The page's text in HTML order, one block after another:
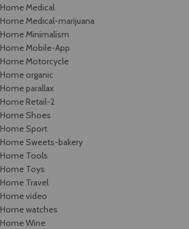
Home Medical
Home Medical-marijuana
Home Minimalism
Home Mobile-App
Home Motorcycle
Home organic
Home parallax
Home Retail-2
Home Shoes
Home Sport
Home Sweets-bakery
Home Tools
Home Toys
Home Travel
Home video
Home watches
Home Wine